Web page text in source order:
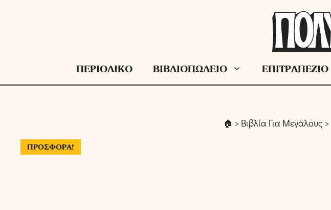
ΠΕΡΙΟΔΙΚΟ ΒΙΒΛΙΟΠΩΛΕΙΟ ΕΠΙΤΡΑΠΕΖΙΟ
> Βιβλία Για Μεγάλους>
ΠΡΟΣΦΟΡΆ!